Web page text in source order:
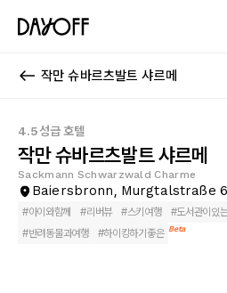
작만 슈바르츠발트 샤르메
4.5성급 호텔
작만 슈바르츠발트 샤르메
Sackmann Schwarzwald Charme
Baiersbronn, Murgtalstraße
#아이와함께 #리버뷰 #스키여행 #도서관이있
#반려동물과여행 #하이킹하기좋은 Beta